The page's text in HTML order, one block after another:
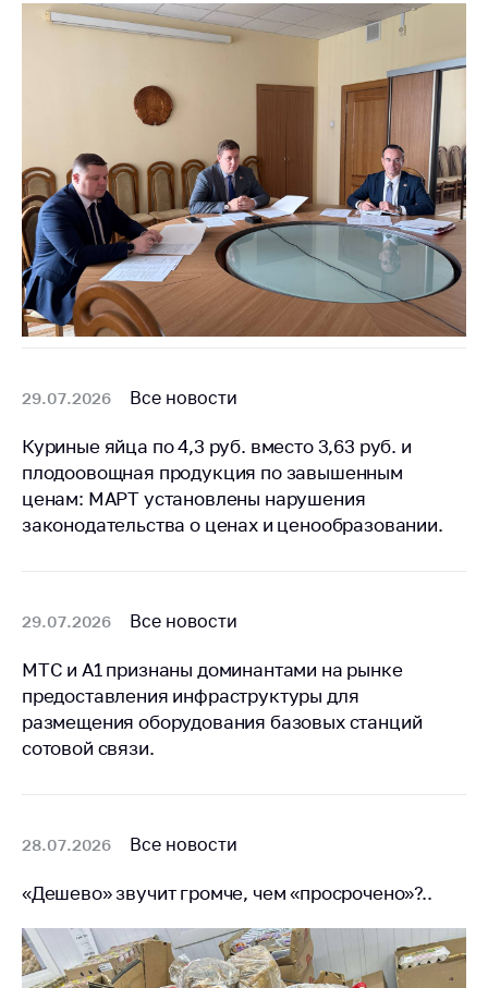
29.07.2026 Все новости
Куриные яйца по 4,3 руб. вместо 3,63 руб. и
плодоовощная продукция по завышенным
ценам: МАРТ установлены нарушения
законодательства о ценах и ценообразовании.
29.07.2026 Все новости
МТС и А1 признаны доминантами на рынке
предоставления инфраструктуры для
размещения оборудования базовых станций
сотовой связи.
28.07.2026 Все новости
«Дешево» звучит громче, чем «просрочено»?..